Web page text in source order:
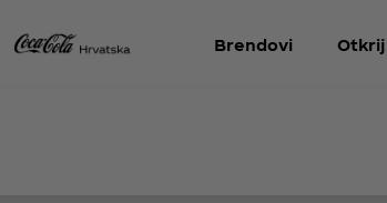
Brendovi Otkrij